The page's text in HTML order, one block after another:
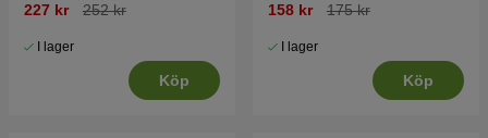
227 kr 252 kr
I lager
Köp
158 kr 175 kr
I lager
Köp